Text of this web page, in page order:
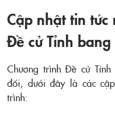
Cập nhật tin
Đề cử Tỉnh
Chương trình Đề cử
đổi, dưới đây là các
trình: